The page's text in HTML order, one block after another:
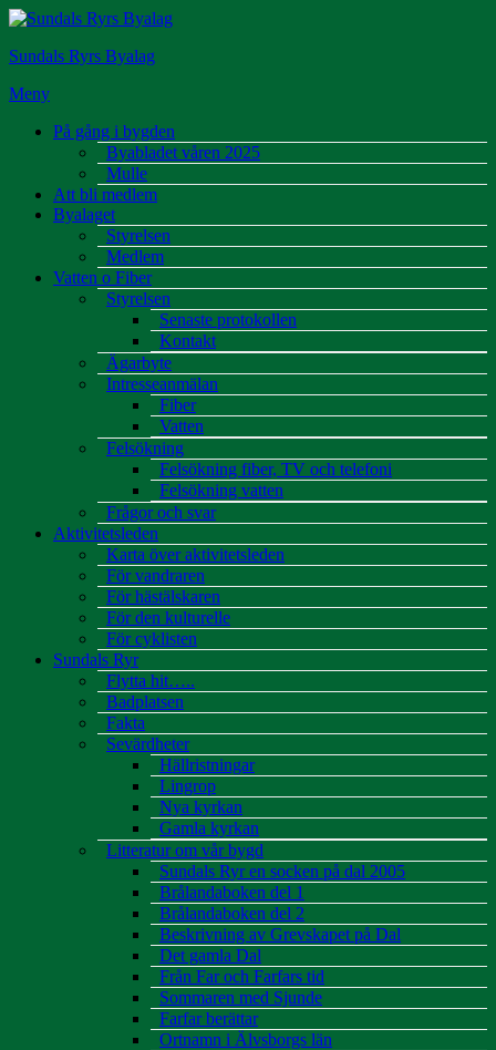
Hoppa
innehåll
Sundals Ryrs Byalag
Meny
På gång i bygden
Byabladet våren 2025
Mulle
Att bli medlem
Byalaget
Styrelsen
Medlem
Vatten o Fiber
Styrelsen
Senaste protokollen
Kontakt
Ägarbyte
Intresseanmälan
Fiber
Vatten
Felsökning
Felsökning fiber, TV och telefoni
Felsökning vatten
Frågor och svar
Aktivitetsleden
Karta över aktivitetsleden
För vandraren
För hästälskaren
För den kulturelle
För cyklisten
Sundals Ryr
Flytta hit…..
Badplatsen
Fakta
Sevärdheter
Hällristningar
Lingrop
Nya kyrkan
Gamla kyrkan
Litteratur om vår bygd
Sundals Ryr en socken på dal 2005
Brålandaboken del 1
Brålandaboken del 2
Beskrivning av Grevskapet på Dal
Det gamla Dal
Från Far och Farfars tid
Sommaren med Sjunde
Farfar berättar
Ortnamn i Älvsborgs län